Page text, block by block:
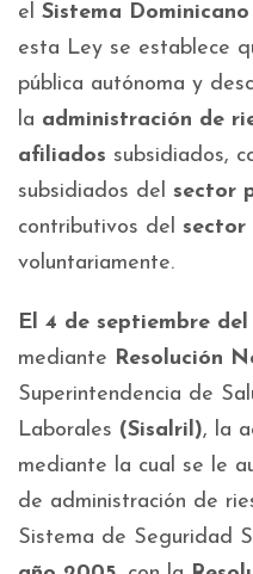
el Sistema
esta Ley se establece
pública autónoma y
la administración de
afiliados subsidiados,
subsidiados del sector
contributivos del sector
voluntariamente.
El 4 de septiembre
mediante Resolución
Superintendencia de
Laborales (Sisalril), la
mediante la cual se le
de administración de
Sistema de Seguridad